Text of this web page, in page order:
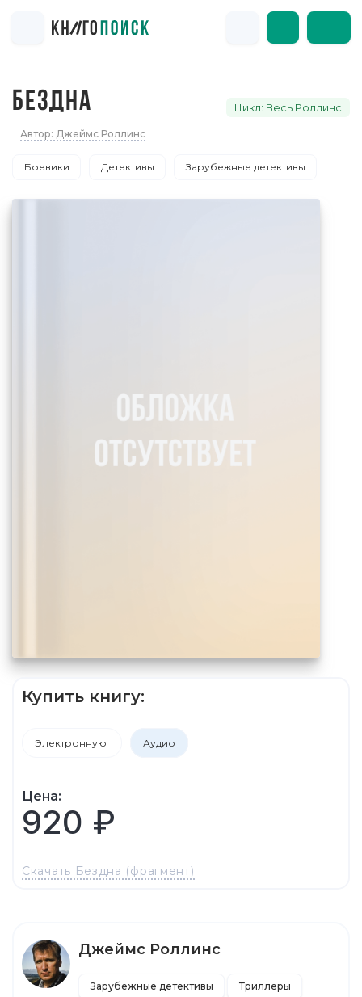
БЕЗДНА Цикл: Весь Роллинс
Автор: Джеймс Роллинс
Боевики Детективы Зарубежные детективы
Купить книгу:
Электронную Аудио
Цена:
920 ₽
Скачать Бездна (фрагмент)
Джеймс Роллинс
Зарубежные детективы Триллеры